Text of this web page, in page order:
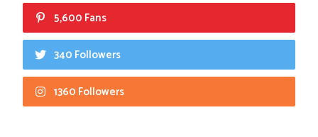
5,600 Fans
340 Followers
1360 Followers